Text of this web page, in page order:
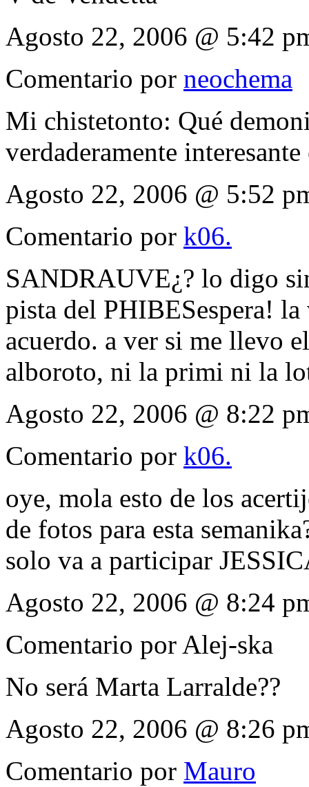
Agosto 22, 2006 @ 5:42
Comentario por neochema
Mi chistetonto: Qué
verdaderamente
Agosto 22, 2006 @ 5:52
Comentario por k06.
SANDRAUVE¿? lo digo
pista del PHIBESespera!
acuerdo. a ver si me llevo
alboroto, ni la primi ni la
Agosto 22, 2006 @ 8:22
Comentario por k06.
oye, mola esto de los
de fotos para esta
solo va a participar
Agosto 22, 2006 @ 8:24
Comentario por Alej-ska
No será Marta Larralde??
Agosto 22, 2006 @ 8:26
Comentario por Mauro